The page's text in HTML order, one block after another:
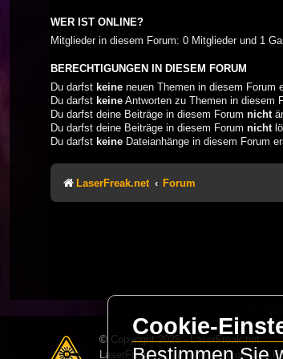
WER IST ONLINE?
Mitglieder in diesem Forum: 0 Mitglieder und 1
BERECHTIGUNGEN IN DIESEM FORUM
Du darfst keine neuen Themen in diesem Forum
Du darfst keine Antworten zu Themen in diesem
Du darfst deine Beiträge in diesem Forum nicht
Du darfst deine Beiträge in diesem Forum nicht
Du darfst keine Dateianhänge in diesem Forum
LaserFreak.net Forum
© Copyright 2025 - LaserFreak.net
LaserFreak ist ein freies und offenes
Cookie-
Bestimmen Sie